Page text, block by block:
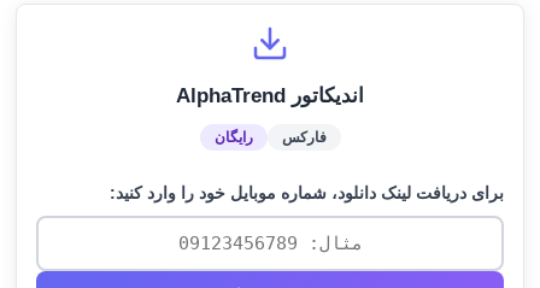
اندیکاتور AlphaTrend
فارکس رایگان
برای دریافت لینک دانلود، شماره موبایل خود را وارد کنید: